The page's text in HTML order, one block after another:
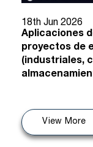
18th Jun 2026
Aplicaciones
proyectos de
(industriales,
View More